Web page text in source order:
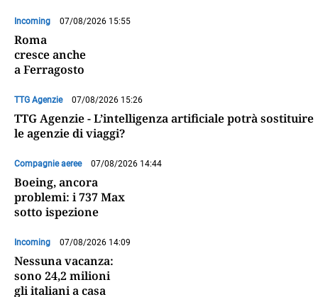
Incoming 07/08/2026 15:55
Roma
cresce anche
a Ferragosto
TTG Agenzie 07/08/2026 15:26
TTG Agenzie - L’intelligenza artificiale potrà sostituire
le agenzie di viaggi?
Compagnie aeree 07/08/2026 14:44
Boeing, ancora
problemi: i 737 Max
sotto ispezione
Incoming 07/08/2026 14:09
Nessuna vacanza:
sono 24,2 milioni
gli italiani a casa